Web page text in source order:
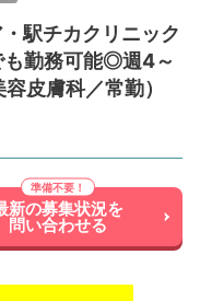
駅チカクリニック
勤務可能◎週4～
皮膚科／常勤）
新の募集状況を
問い合わせる